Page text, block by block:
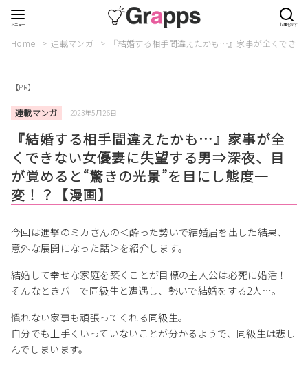
Home 連載マンガ 『結婚する相手間違えたかも…』家事が全くでき
【PR】
連載マンガ 2023年5月26日
『結婚する相手間違えたかも…』家事が全
くできない女優妻に失望する男⇒深夜、目
が覚めると“驚きの光景”を目にし態度一
変！？【漫画】
今回は進撃のミカさんの＜酔った勢いで結婚届を出した結果、
意外な展開になった話＞を紹介します。
結婚して幸せな家庭を築くことが目標の主人公は必死に婚活！
そんなときバーで同級生と遭遇し、勢いで結婚をする2人…。
慣れない家事も頑張ってくれる同級生。
自分でも上手くいっていないことが分かるようで、同級生は悲し
んでしまいます。